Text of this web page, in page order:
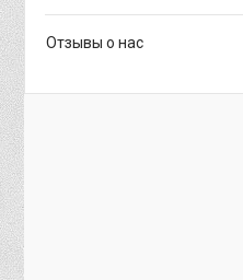
Отзывы о нас